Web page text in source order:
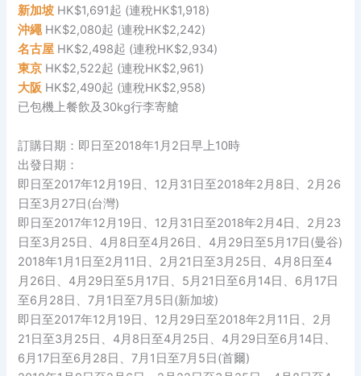
新加坡 HK$1,691起 (連稅HK$1,918)
沖繩HK$2,080起 (連稅HK$2,242)
名古屋 HK$2,498起 (連稅HK$2,934)
東京 HK$2,522起 (連稅HK$2,961)
大阪 HK$2,490起 (連稅HK$2,958)
已包機上餐飲及30kg行李寄艙
訂購日期：即日至2018年1月2日早上10時
出發日期：
即日至2017年12月19日、12月31日至2018年2月8日、2月26
日至3月27日(台灣)
即日至2017年12月19日、12月31日至2018年2月4日、2月23
日至3月25日、4月8日至4月26日、4月29日至5月17日(曼谷)
2018年1月1日至2月11日、2月21日至3月25日、4月8日至4
月26日、4月29日至5月17日、5月21日至6月14日、6月17日
至6月28日、7月1日至7月5日(新加坡)
即日至2017年12月19日、12月29日至2018年2月11日、2月
21日至3月25日、4月8日至4月25日、4月29日至6月14日、
6月17日至6月28日、7月1日至7月5日(首爾)